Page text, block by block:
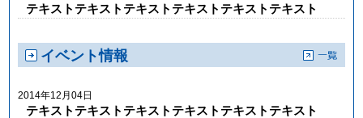
テキストテキストテキストテキストテキストテキスト
イベント情報
2014年12月04日
テキストテキストテキストテキストテキストテキスト